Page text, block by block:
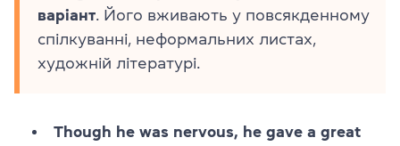
варіант . Його вживають у повсякденному
спілкуванні, неформальних листах,
художній літературі.
Though he was nervous, he gave a great